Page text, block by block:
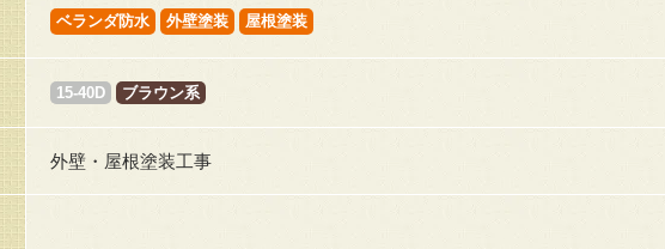
ベランダ防水 外壁塗装 屋根塗装
15-40D ブラウン系
外壁・屋根塗装工事